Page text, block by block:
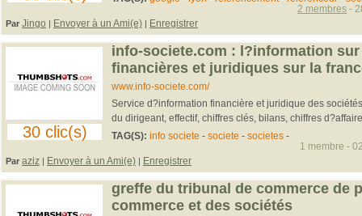
Par Jingo | Envoyer à un Ami(e) | Enregistrer
2 membres -
30 clic(s)
info-societe.com : l?information
financières et juridiques sur la
www.info-societe.com/
Service d?information financière et juridique des
du dirigeant, effectif, chiffres clés, bilans, chiffres
TAG(S): info societe - societe - societes-
Par aziz | Envoyer à un Ami(e) | Enregistrer
1 membre -
greffe du tribunal de commerce de
commerce et des sociétés